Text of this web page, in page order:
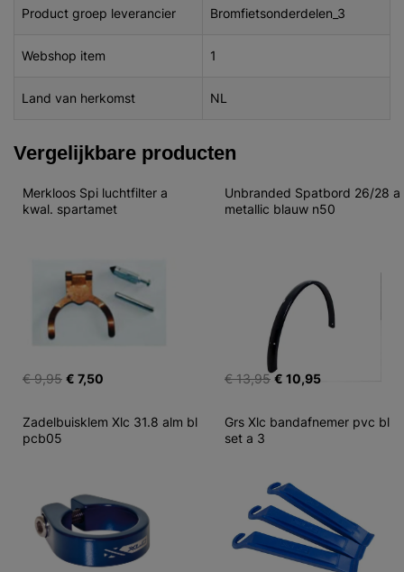
Product groep leverancier Bromfietsonderdelen_3
Webshop item 1
Land van herkomst NL
Vergelijkbare producten
Merkloos Spi luchtfilter a
kwal. spartamet
€ 9,95 € 7,50
Unbranded Spatbord 26/28 a
metallic blauw n50
€ 13,95 € 10,95
Zadelbuisklem Xlc 31.8 alm bl
pcb05
Grs Xlc bandafnemer pvc bl
set a 3